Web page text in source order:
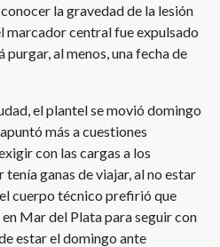
la gravedad de la lesión
marcador central fue expulsado
al menos, una fecha de
el plantel se movió domingo
más a cuestiones
con las cargas a los
ganas de viajar, al no estar
cuerpo técnico prefirió que
en Mar del Plata para seguir con
estar el domingo ante